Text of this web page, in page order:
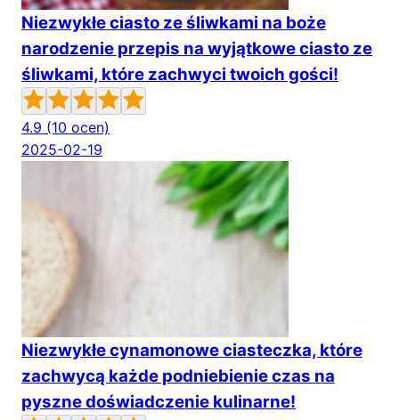
Niezwykłe ciasto ze śliwkami na boże
narodzenie przepis na wyjątkowe ciasto ze
śliwkami, które zachwyci twoich gości!
4.9 (10 ocen)
2025-02-19
Niezwykłe cynamonowe ciasteczka, które
zachwycą każde podniebienie czas na
pyszne doświadczenie kulinarne!